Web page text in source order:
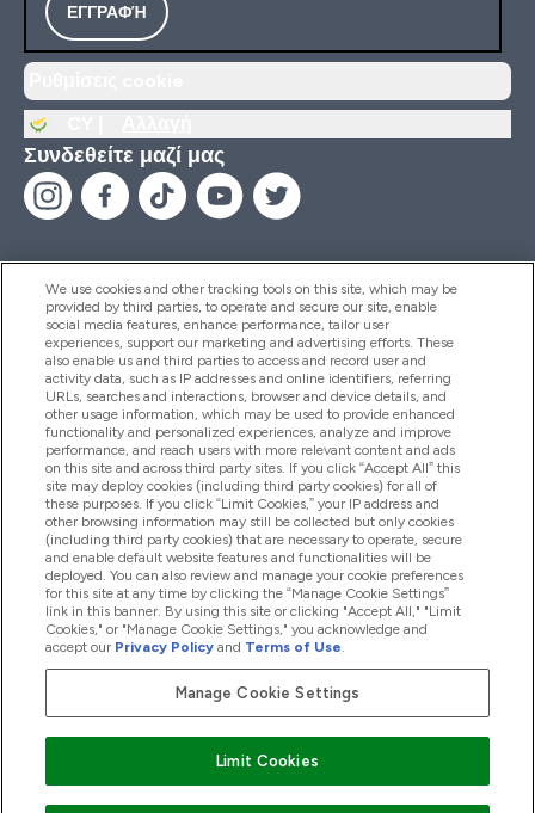
ΕΓΓΡΑΦΉ
Συνδεθείτε μαζί μας
Βοήθεια & Πληροφορίες
Προϊόντα
Εταιρικές Πληροφορίες
Εκπτώσεις & Ανταμοιβές
2026 The Hut.com Ltd
We use cookies and other tracking tools on this site, which may be
provided by third parties, to operate and secure our site, enable
social media features, enhance performance, tailor user
experiences, support our marketing and advertising efforts. These
also enable us and third parties to access and record user and
activity data, such as IP addresses and online identifiers, referring
URLs, searches and interactions, browser and device details, and
other usage information, which may be used to provide enhanced
functionality and personalized experiences, analyze and improve
performance, and reach users with more relevant content and ads
on this site and across third party sites. If you click “Accept All” this
site may deploy cookies (including third party cookies) for all of
these purposes. If you click “Limit Cookies,” your IP address and
other browsing information may still be collected but only cookies
(including third party cookies) that are necessary to operate, secure
and enable default website features and functionalities will be
deployed. You can also review and manage your cookie preferences
for this site at any time by clicking the “Manage Cookie Settings”
link in this banner. By using this site or clicking "Accept All," "Limit
Cookies," or "Manage Cookie Settings," you acknowledge and
accept our Privacy Policy and Terms of Use.
Manage Cookie Settings
Limit Cookies